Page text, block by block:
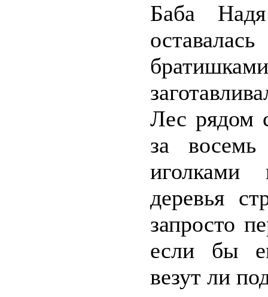
Баба
Лес рядом
за
деревья
запросто
если бы
везут ли